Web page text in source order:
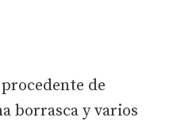
de
borrasca y varios